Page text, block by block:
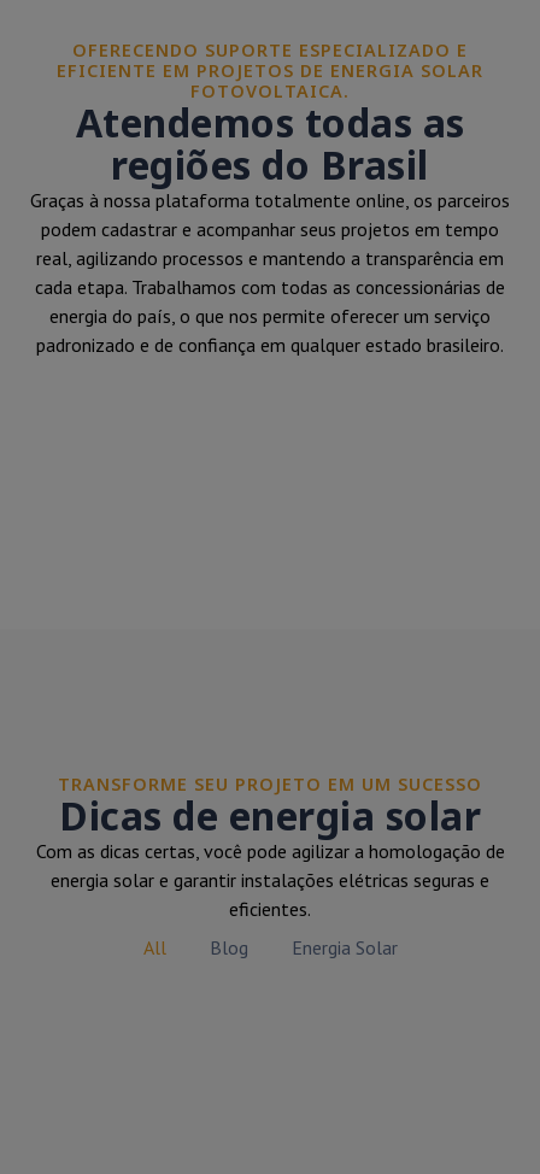
OFERECENDO SUPORTE ESPECIALIZADO E
EFICIENTE EM PROJETOS DE ENERGIA SOLAR
FOTOVOLTAICA.
Atendemos todas as
regiões do Brasil
Graças à nossa plataforma totalmente online, os parceiros
podem cadastrar e acompanhar seus projetos em tempo
real, agilizando processos e mantendo a transparência em
cada etapa. Trabalhamos com todas as concessionárias de
energia do país, o que nos permite oferecer um serviço
padronizado e de confiança em qualquer estado brasileiro.
TRANSFORME SEU PROJETO EM UM SUCESSO
Dicas de energia solar
Com as dicas certas, você pode agilizar a homologação de
energia solar e garantir instalações elétricas seguras e
eficientes.
All
Blog Energia Solar